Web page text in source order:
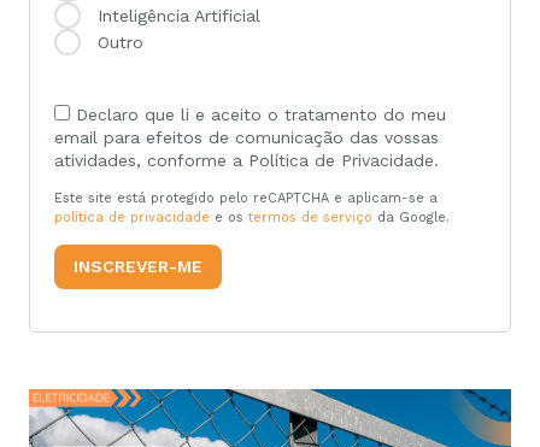
Inteligência Artificial
Outro
Declaro que li e aceito o tratamento do meu
email para efeitos de comunicação das vossas
atividades, conforme a Política de Privacidade.
Este site está protegido pelo reCAPTCHA e aplicam-se a
política de privacidade e os termos de serviço da Google.